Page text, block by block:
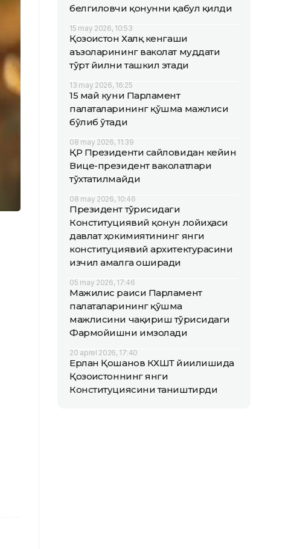
белгиловчи қонунни қабул қилди
15 may 2026, 10:53
Қозоғистон Халқ кенгаши
аъзоларининг ваколат муддати
тўрт йилни ташкил этади
13 may 2026, 16:25
15 май куни Парламент
палаталарининг қўшма мажлиси
бўлиб ўтади
08 may 2026, 11:39
ҚР Президенти сайловидан кейин
Вице-президент ваколатлари
тўхтатилмайди
08 may 2026, 10:46
Президент тўғрисидаги
Конституциявий қонун лойиҳаси
давлат ҳокимиятининг янги
конституциявий архитектурасини
изчил амалга оширади
05 may 2026, 17:46
Мажилис раиси Парламент
палаталарининг қўшма
мажлисини чақириш тўғрисидаги
Фармойишни имзолади
20 aprel 2026, 17:40
Ерлан Қошанов КХШТ йиғилишида
Қозоғистоннинг янги
Конституциясини таништирди